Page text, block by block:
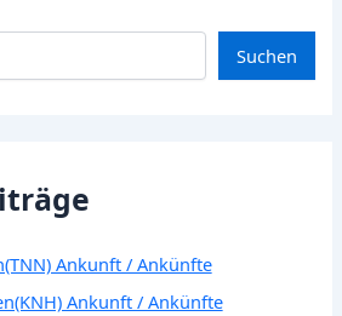
Suchen
Ankunft / Ankünfte
Ankunft / Ankünfte